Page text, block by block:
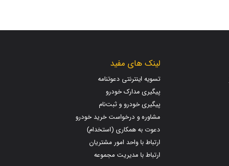
لینک های مفید
تسویه اینترنتی دعوتنامه
پیگیری مدارک خودرو
پیگیری خودرو و ثبت‌نام
مشاوره و درخواست خرید خودرو
دعوت به همکاری (استخدام)
ارتباط با واحد امور مشتریان
ارتباط با مدیریت مجموعه